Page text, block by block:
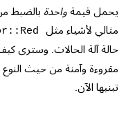
يحمل قيمة واحدة بالضبط
مثالي لأشياء مثل
حالة آلة الحالات. وسترى
مقروءة وآمنة من حيث النوع
تبنيها الآن.